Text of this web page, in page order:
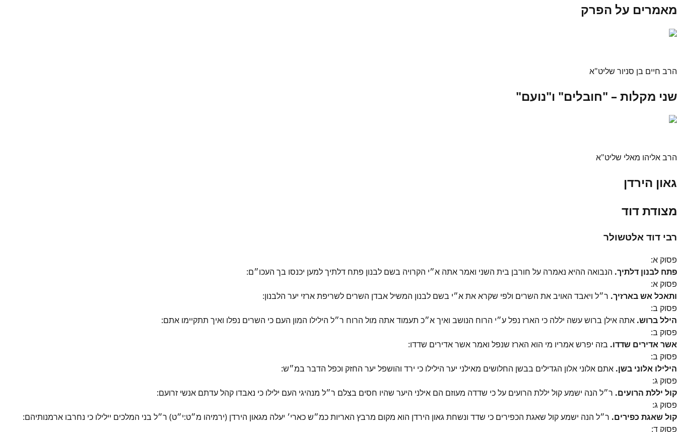
מאמרים על הפרק
הרב חיים בן סניור שליט"א
שני מקלות – "חובלים" ו"נועם"
הרב אליהו מאלי שליט"א
גאון הירדן
מצודת דוד
רבי דוד אלטשולר
פסוק א:
פתח לבנון דלתיך. הנבואה ההיא נאמרה על חורבן בית השני ואמר אתה א״י הקרויה בשם לבנון פתח דלתיך למען יכנסו בך העכו״ם:
פסוק א:
ותאכל אש בארזיך. ר״ל ויאבד האויב את השרים ולפי שקרא את א״י בשם לבנון המשיל אבדן השרים לשריפת ארזי יער הלבנון:
פסוק ב:
הילל ברוש. אתה אילן ברוש עשה יללה כי הארז נפל ע״י הרוח הנושב ואיך א״כ תעמוד אתה מול הרוח ר״ל הילילו המון העם כי השרים נפלו ואיך תתקיימו אתם:
פסוק ב:
אשר אדירים שדדו. בזה יפרש אמריו מי הוא הארז שנפל ואמר אשר אדירים שדדו:
פסוק ב:
הילילו אלוני בשן. אתם אלוני אלון הגדילים בבשן החלושים מאילני יער הילילו כי ירד והושפל יער החזק וכפל הדבר במ״ש:
פסוק ג:
קול יללת הרועים. ר״ל הנה ישמע קול יללת הרועים על כי שדדה מעוזם הם אילני היער שהיו חסים בצלם ר״ל מנהיגי העם ילילו כי נאבדו קהל עדתם אנשי זרועם:
פסוק ג:
קול שאגת כפירים. ר״ל הנה ישמע קול שאגת הכפירים כי שדד ונשחת גאון הירדן הוא מקום מרבץ האריות כמ״ש כארי׳ יעלה מגאון הירדן (ירמיהו מ״ט:י״ט) ר״ל בני המלכים יילילו כי נחרבו ארמנותיהם:
פסוק ד: